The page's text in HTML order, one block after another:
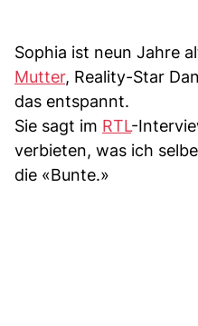
Sophia ist neun Jahre
Mutter, Reality-Star
das entspannt.
Sie sagt im RTL-
verbieten, was ich
die «Bunte.»